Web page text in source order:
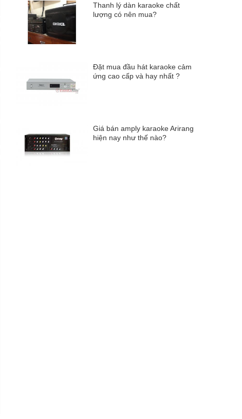
Thanh lý dàn karaoke chất
lượng có nên mua?
Đặt mua đầu hát karaoke cảm
ứng cao cấp và hay nhất ?
Giá bán amply karaoke Arirang
hiện nay như thế nào?